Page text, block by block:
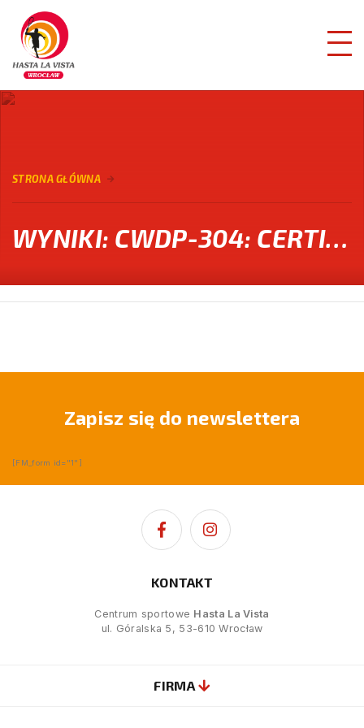
STRONA GŁÓWNA
WYNIKI: CWDP-304: CERTIFIED WIRELESS DESIGN PROFESSIONAL DUMPS - PASSGUIDE CWDP-304 EXAMEN 🅾 【 WWW.ITZERT.COM 】 IST DIE BESTE WEBSEITE UM DEN KOSTENLOSEN DOWNLOAD VON ➽ CWDP-304 🢪 ZU ERHALTEN 🧞CWDP-304 ONLINE TEST
Zapisz się do newslettera
[FM_form id="1"]
KONTAKT
Centrum sportowe Hasta La Vista
ul. Góralska 5, 53-610 Wrocław
FIRMA